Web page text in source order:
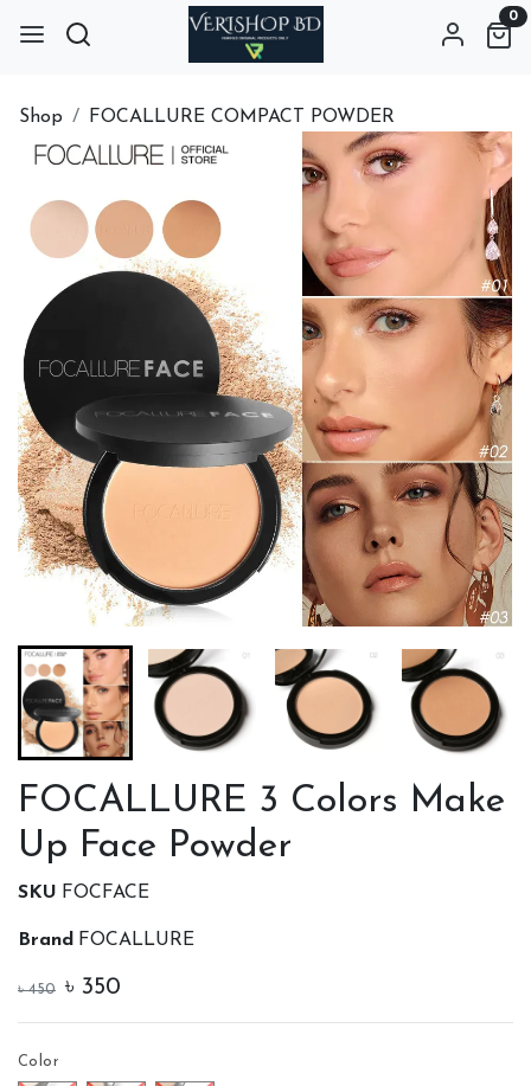
0
Shop FOCALLURE COMPACT POWDER
FOCALLURE 3 Colors Make
Up Face Powder
SKU FOCFACE
Brand FOCALLURE
৳ 450 ৳ 350
Color